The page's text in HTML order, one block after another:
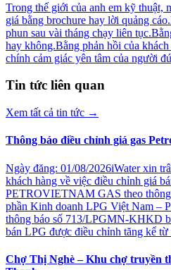
Trong thế giới của anh em kỹ thuật,
giá bằng brochure hay lời quảng
phun sau vài tháng chạy liên
hay không.Bằng phản hồi của
chính cảm giác yên tâm của người
Tin tức liên quan
Xem tất cả tin tức →
Thông báo điều chỉnh giá gas
Ngày đăng: 01/08/2026iWater xin
khách hàng về việc điều chỉnh giá
PETROVIETNAM GAS theo
phần Kinh doanh LPG Việt Nam –
thông báo số 713/LPGMN-KHKD
bán LPG được điều chỉnh tăng kể
Chợ Thị Nghè – Khu chợ truyền